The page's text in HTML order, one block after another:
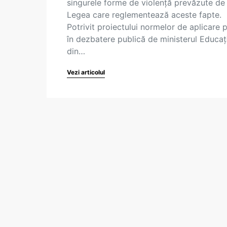
singurele forme de violență prevăzute de
Legea care reglementează aceste fapte.
Potrivit proiectului normelor de aplicare
în dezbatere publică de ministerul
din…
Vezi articolul